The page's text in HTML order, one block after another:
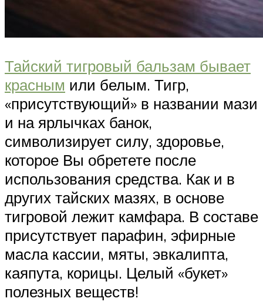
Тайский тигровый бальзам бывает
красным или белым. Тигр,
«присутствующий» в названии мази
и на ярлычках банок,
символизирует силу, здоровье,
которое Вы обретете после
использования средства. Как и в
других тайских мазях, в основе
тигровой лежит камфара. В составе
присутствует парафин, эфирные
масла кассии, мяты, эвкалипта,
каяпута, корицы. Целый «букет»
полезных веществ!